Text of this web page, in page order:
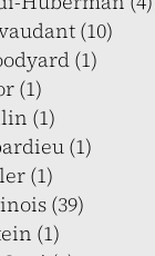
(10)
(1)
(1)
(1)
(1)
(1)
(39)
(1)